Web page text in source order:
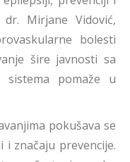
Mirjane Vidović,
bolesti
šire javnosti sa
sistema pomaže u
pokušava se
značaju prevencije.